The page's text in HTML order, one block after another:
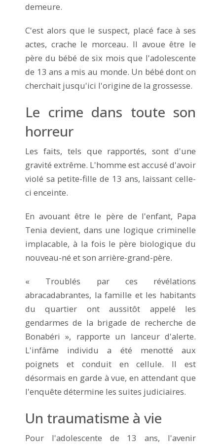
demeure.
C'est alors que le suspect, placé face à ses
actes, crache le morceau. Il avoue être le
père du bébé de six mois que l'adolescente
de 13 ans a mis au monde. Un bébé dont on
cherchait jusqu'ici l'origine de la grossesse.
Le crime dans toute son
horreur
Les faits, tels que rapportés, sont d'une
gravité extrême. L'homme est accusé d'avoir
violé sa petite-fille de 13 ans, laissant celle-
ci enceinte.
En avouant être le père de l'enfant, Papa
Tenia devient, dans une logique criminelle
implacable, à la fois le père biologique du
nouveau-né et son arrière-grand-père.
« Troublés par ces révélations
abracadabrantes, la famille et les habitants
du quartier ont aussitôt appelé les
gendarmes de la brigade de recherche de
Bonabéri », rapporte un lanceur d'alerte.
L'infâme individu a été menotté aux
poignets et conduit en cellule. Il est
désormais en garde à vue, en attendant que
l'enquête détermine les suites judiciaires.
Un traumatisme à vie
Pour l'adolescente de 13 ans, l'avenir